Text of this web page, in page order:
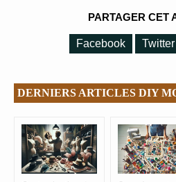
PARTAGER CET
Facebook Twitter
DERNIERS ARTICLES DIY